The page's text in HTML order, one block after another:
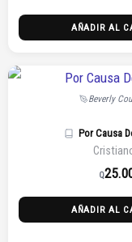
AÑADIR AL
Beverly
Por Causa
Q
AÑADIR AL